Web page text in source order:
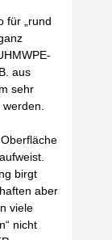
für „rund
aus
sehr
birgt
aber
viele
nicht